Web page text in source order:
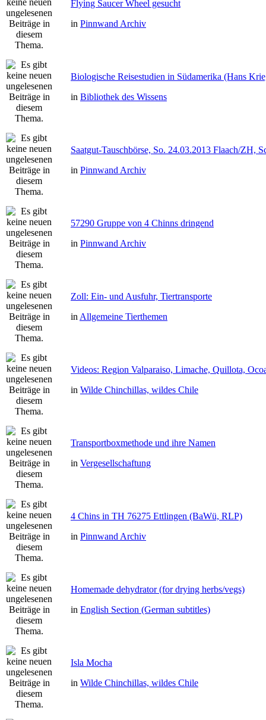
Flying Saucer Wheel gesucht
in Pinnwand Archiv
Biologische Reisestudien in Südamerika (Hans
in Bibliothek des Wissens
Saatgut-Tauschbörse, So. 24.03.2013 Flaach/ZH,
in Pinnwand Archiv
57290 Gruppe von 4 Chinns dringend
in Pinnwand Archiv
Zoll: Ein- und Ausfuhr, Tiertransporte
in Allgemeine Tierthemen
Videos: Region Valparaiso, Limache, Quillota,
in Wilde Chinchillas, wildes Chile
Transportboxmethode und ihre Namen
in Vergesellschaftung
4 Chins in TH 76275 Ettlingen (BaWü, RLP)
in Pinnwand Archiv
Homemade dehydrator (for drying herbs/vegs)
in English Section (German subtitles)
Isla Mocha
in Wilde Chinchillas, wildes Chile